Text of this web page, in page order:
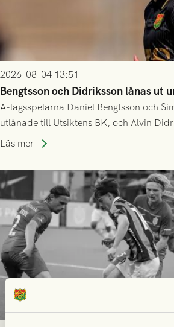
2026-08-04 13:51
Bengtsson och Didriksson lånas ut
A-lagsspelarna Daniel Bengtsson och
utlånade till Utsiktens BK, och Alvin
speltid i Hestrafors genom
Läs mer